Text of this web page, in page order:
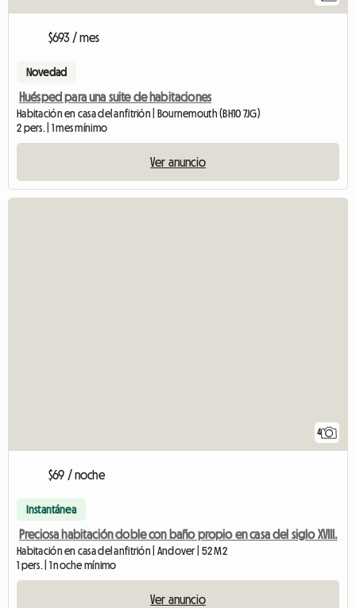
$693 / mes
Novedad
Huésped para una suite de habitaciones
Habitación en casa del anfitrión | Bournemouth (BH10 7JG)
2 pers. | 1 mes mínimo
Ver anuncio
4
$69 / noche
Instantánea
Preciosa habitación doble con baño propio en casa del siglo XVIII.
Habitación en casa del anfitrión | Andover | 52 M2
1 pers. | 1 noche mínimo
Ver anuncio